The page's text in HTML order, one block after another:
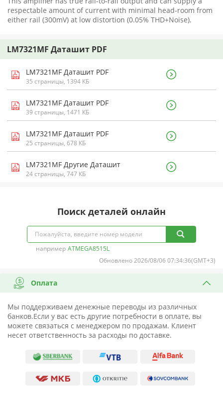
respectable amount of current with minimal head-room from
either rail (300mV) at low distortion (0.05% THD+Noise).
LM7321MF Даташит PDF
LM7321MF Даташит PDF
35 страницы, 1394 КБ
LM7321MF Даташит PDF
39 страницы, 1471 КБ
LM7321MF Даташит PDF
25 страницы, 678 КБ
LM7321MF Другие Даташит
24 страницы, 747 КБ
Поиск деталей онлайн
например ATMEGA8515L
Обновлено 2026/08/06 07:34:36(GMT+3)
Оплата
Мы поддерживаем денежные переводы из различных
банков.Если у вас есть другие потребности в оплате, вы
можете связаться с менеджером по продажам. Клиент
несет ответственность за расходы по доставке.